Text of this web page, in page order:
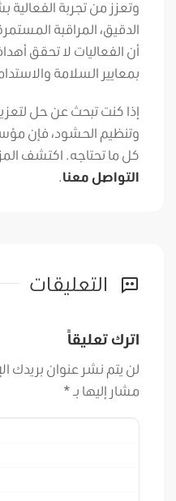
وتعزز من تجربة
الدقيق، المراقبة
أن الفعاليات لا تحقق
بمعايير السلامة
إذا كنت تبحث عن حل
وتنظيم الحشود، فإن
كل ما تحتاجه. اكتشف
التواصل معنا.
التعليقات
اترك تعليقاً
لن يتم نشر عنوان بريدك
مشار إليها بـ *